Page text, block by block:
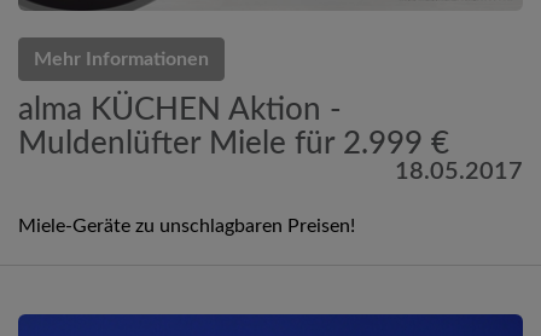
Mehr Informationen
alma KÜCHEN Aktion -
Muldenlüfter Miele für 2.999 €
18.05.2017
Miele-Geräte zu unschlagbaren Preisen!